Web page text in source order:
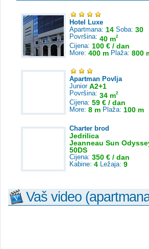
Hotel Luxe
Apartmana: 14 Soba: 30
Površina: 40 m2
Cijena: 100 € / dan
More: 400 m Plaža: 800
Apartman Povlja
Junior A2+1
Površina: 34 m2
Cijena: 59 € / dan
More: 8 m Plaža: 100 m
Charter brod
Jedrilica
Jeanneau Sun
50DS
Cijena: 350 € / dan
Kabine: 4 Ležaja: 9
Vaš video